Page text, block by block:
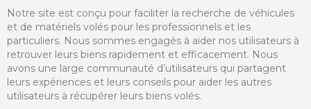
Notre site est conçu pour faciliter la recherche de véhicules
et de matériels volés pour les professionnels et les
particuliers. Nous sommes engagés à aider nos utilisateurs à
retrouver leurs biens rapidement et efficacement. Nous
avons une large communauté d’utilisateurs qui partagent
leurs expériences et leurs conseils pour aider les autres
utilisateurs à récupérer leurs biens volés.